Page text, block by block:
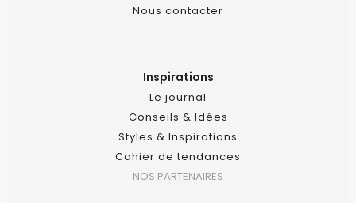
Nous contacter
Inspirations
Le journal
Conseils & Idées
Styles & Inspirations
Cahier de tendances
NOS PARTENAIRES